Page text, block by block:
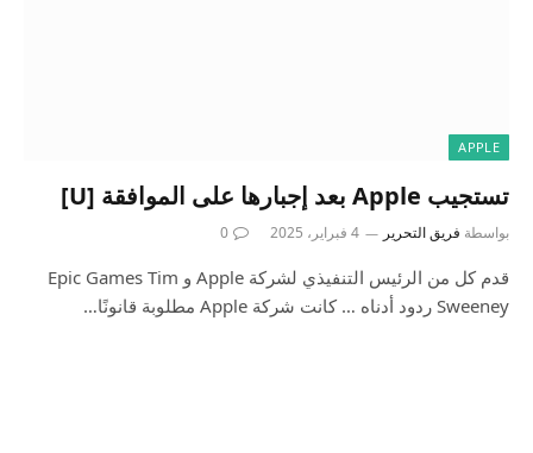
APPLE
تستجيب Apple بعد إجبارها على الموافقة [U]
بواسطة فريق التحرير 4 فبراير، 2025 0
قدم كل من الرئيس التنفيذي لشركة Apple و Epic Games Tim
Sweeney ردود أدناه … كانت شركة Apple مطلوبة قانونًا…